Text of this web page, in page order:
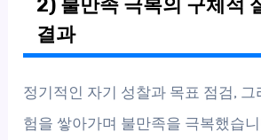
2) 불만족 극복의 구체적
결과
정기적인 자기 성찰과 목표 점검, 그
험을 쌓아가며 불만족을 극복했습